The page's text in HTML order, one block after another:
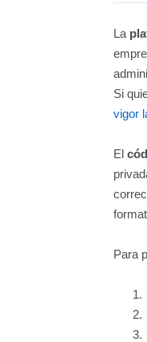
La
Si
vigor
El
Para